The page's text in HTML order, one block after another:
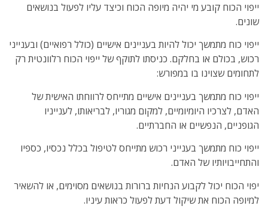
ייפוי הכוח קובע מי יהיה מיופה הכוח וכיצד עליו לפעול בנושאים
שונים.
ייפוי כוח מתמשך יכול להיות בעניינים אישיים (כולל רפואיים) ובענייני
רכוש, בכולם או בחלקם. כניסתו לתוקף של ייפוי הכוח רלוונטית רק
לתחומים שצוינו בו במפורש:
ייפוי כוח מתמשך בעניינים אישיים מתייחס לרווחתו האישית של
האדם, לצרכיו היומיומיים, למקום מגוריו, לבריאותו, לענייניו
הגופניים, הנפשיים או החברתיים.
ייפוי כוח מתמשך בענייני רכוש מתייחס לטיפול בכלל נכסיו, כספיו
והתחייבויותיו של האדם.
יפוי הכוח יכול לקבוע הנחיות ברורות בנושאים מסוימים, או להשאיר
למיופה הכוח את שיקול דעת לפעול כראות עיניו.